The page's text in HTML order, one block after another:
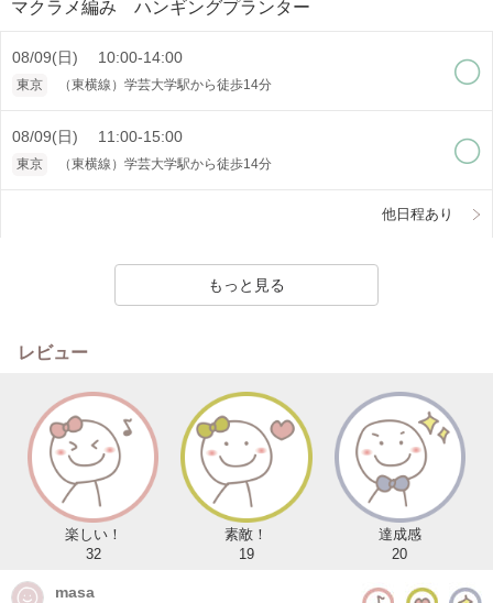
マクラメ編み ハンギングプランター
08/09(日) 10:00-14:00
東京 （東横線）学芸大学駅から徒歩14分
08/09(日) 11:00-15:00
東京 （東横線）学芸大学駅から徒歩14分
他日程あり
もっと見る
レビュー
楽しい！
32
素敵！
19
達成感
20
masa